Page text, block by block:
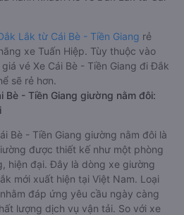
Lắk từ Cái Bè - Tiền Giang rẻ
xe Tuấn Hiệp. Tùy thuộc vào
vé Xe Cái Bè - Tiền Giang đi Đắk
sẽ rẻ hơn.
Bè - Tiền Giang giường nằm đôi:
Bè - Tiền Giang giường nằm đôi là
được thiết kế như một phòng
hiện đại. Đây là dòng xe giường
mới xuất hiện tại Việt Nam. Loại
đáp ứng yêu cầu ngày càng
lượng dịch vụ vận tải. So với xe